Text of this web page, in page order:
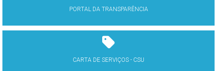
PORTAL DA TRANSPARÊNCIA
CARTA DE SERVIÇOS - CSU